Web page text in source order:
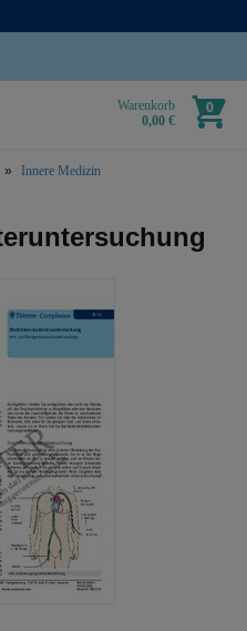
Warenkorb
0,00 €
0
Innere Medizin